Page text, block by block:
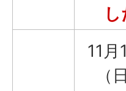
し
11月
（